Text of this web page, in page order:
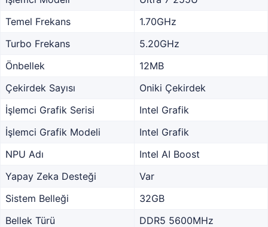
Temel Frekans
1.70GHz
Turbo Frekans
5.20GHz
Önbellek
12MB
Çekirdek Sayısı
Oniki Çekirdek
İşlemci Grafik Serisi
Intel Grafik
İşlemci Grafik Modeli
Intel Grafik
NPU Adı
Intel AI Boost
Yapay Zeka Desteği
Var
Sistem Belleği
32GB
Bellek Türü
DDR5 5600MHz